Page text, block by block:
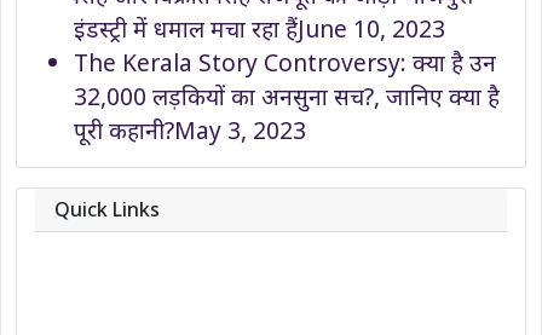
इंडस्ट्री में धमाल मचा रहा हैंJune 10, 2023
The Kerala Story Controversy: क्या है उन
32,000 लड़कियों का अनसुना सच?, जानिए क्या है
पूरी कहानी?May 3, 2023
Quick Links